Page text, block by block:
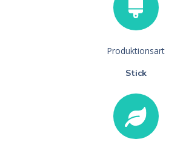
Produktionsart
Stick